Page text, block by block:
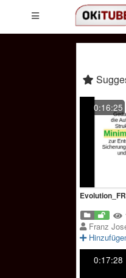
0:16:25
Franz
0:17:28